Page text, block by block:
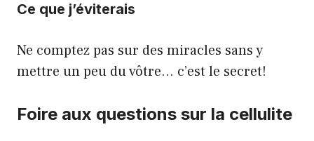
Ce que j’éviterais
Ne comptez pas sur des miracles sans y
mettre un peu du vôtre… c’est le secret!
Foire aux questions sur la cellulite